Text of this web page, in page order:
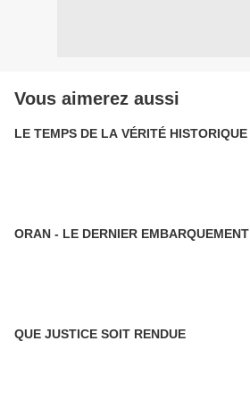
Vous aimerez aussi
LE TEMPS DE LA VÉRITÉ HISTORIQUE
ORAN - LE DERNIER EMBARQUEMENT
QUE JUSTICE SOIT RENDUE